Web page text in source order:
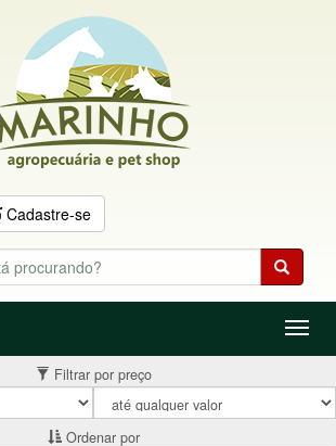
Cadastre-se
Menu
Filtrar por preço
Ordenar por